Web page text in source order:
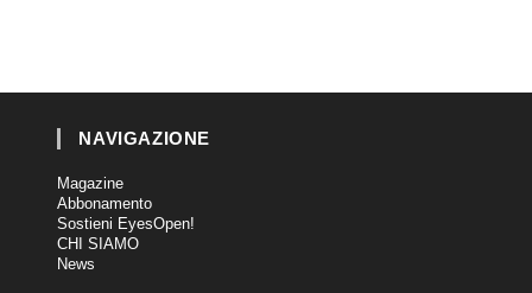
NAVIGAZIONE
Magazine
Abbonamento
Sostieni EyesOpen!
CHI SIAMO
News